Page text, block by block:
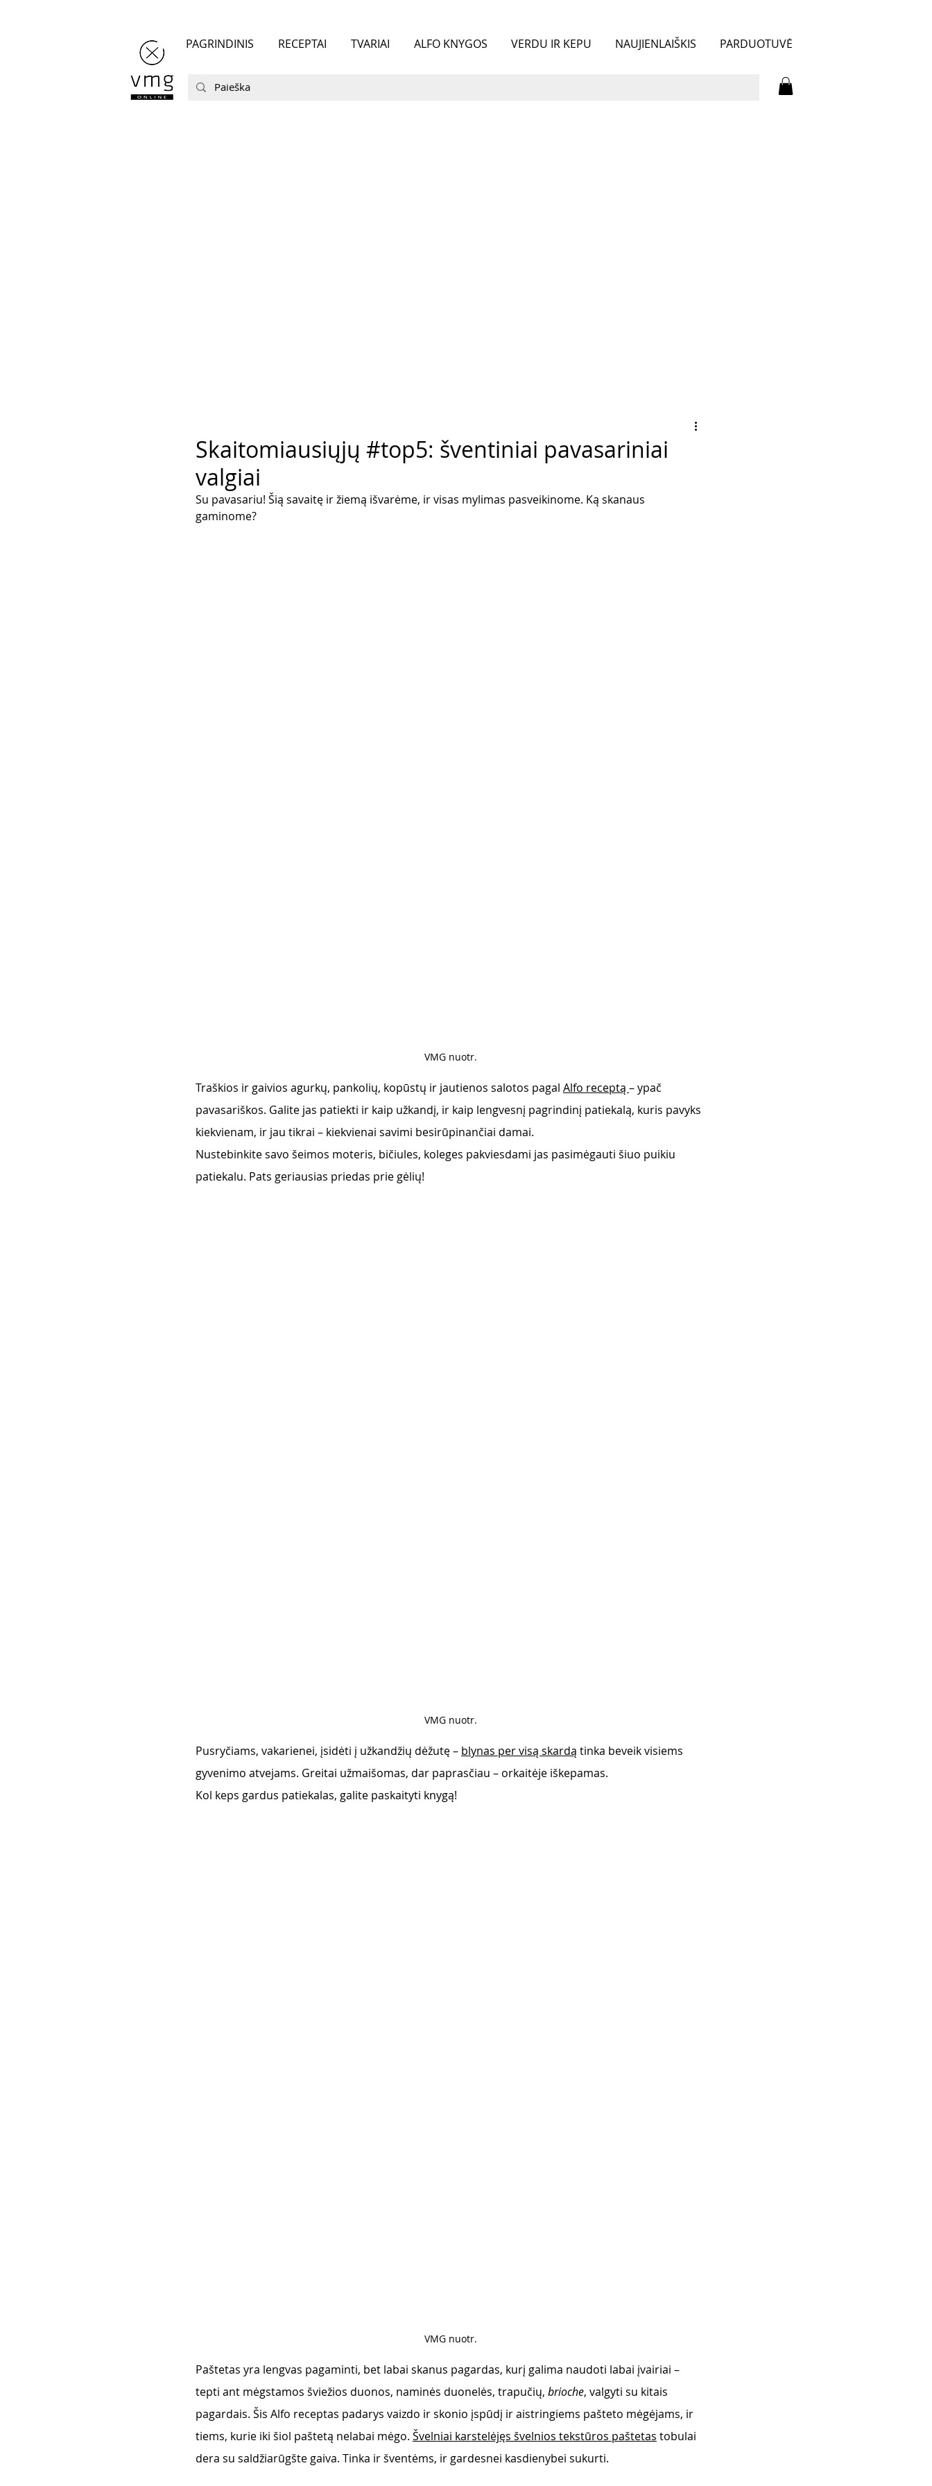
PAGRINDINIS RECEPTAI TVARIAI ALFO KNYGOS VERDU IR KEPU NAUJIENLAIŠKIS PARDUOTUVĖ
Skaitomiausiųjų #top5: šventiniai pavasariniai
valgiai
Su pavasariu! Šią savaitę ir žiemą išvarėme, ir visas mylimas pasveikinome. Ką skanaus
gaminome?
VMG nuotr.
Traškios ir gaivios agurkų, pankolių, kopūstų ir jautienos salotos pagal Alfo receptą – ypač
pavasariškos. Galite jas patiekti ir kaip užkandį, ir kaip lengvesnį pagrindinį patiekalą, kuris pavyks
kiekvienam, ir jau tikrai – kiekvienai savimi besirūpinančiai damai.
Nustebinkite savo šeimos moteris, bičiules, koleges pakviesdami jas pasimėgauti šiuo puikiu
patiekalu. Pats geriausias priedas prie gėlių!
VMG nuotr.
Pusryčiams, vakarienei, įsidėti į užkandžių dėžutę – blynas per visą skardą tinka beveik visiems
gyvenimo atvejams. Greitai užmaišomas, dar paprasčiau – orkaitėje iškepamas.
Kol keps gardus patiekalas, galite paskaityti knygą!
VMG nuotr.
Paštetas yra lengvas pagaminti, bet labai skanus pagardas, kurį galima naudoti labai įvairiai –
tepti ant mėgstamos šviežios duonos, naminės duonelės, trapučių, brioche, valgyti su kitais
pagardais. Šis Alfo receptas padarys vaizdo ir skonio įspūdį ir aistringiems pašteto mėgėjams, ir
tiems, kurie iki šiol paštetą nelabai mėgo. Švelniai karstelėjęs švelnios tekstūros paštetas tobulai
dera su saldžiarūgšte gaiva. Tinka ir šventėms, ir gardesnei kasdienybei sukurti.